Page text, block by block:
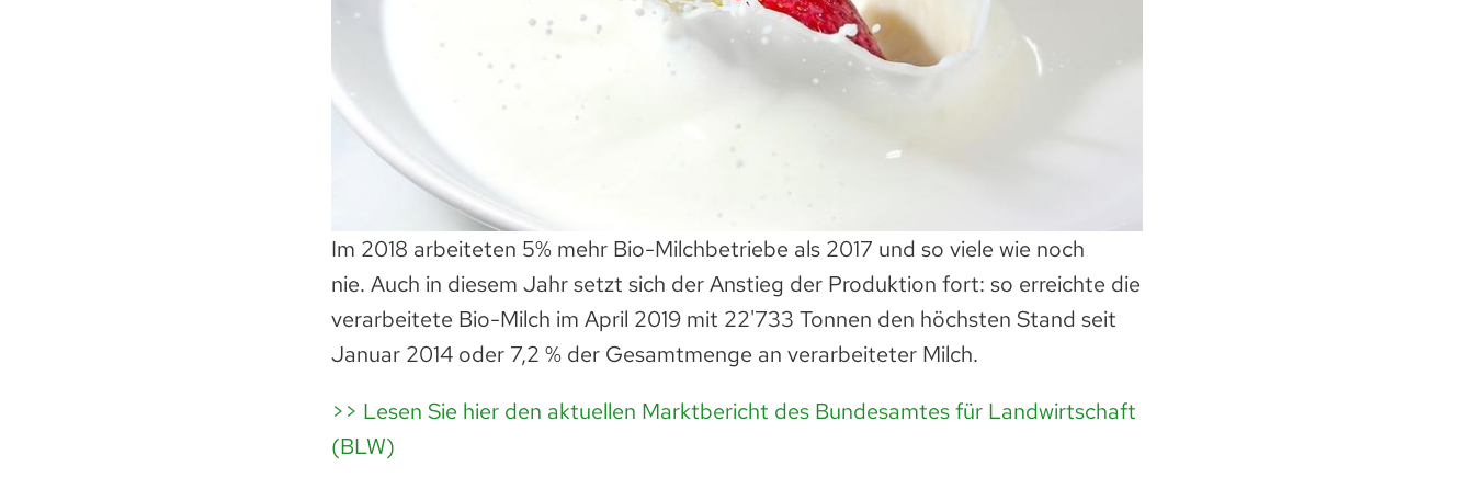
Im 2018 arbeiteten 5% mehr Bio-Milchbetriebe als 2017 und so viele wie noch
nie. Auch in diesem Jahr setzt sich der Anstieg der Produktion fort: so erreichte die
verarbeitete Bio-Milch im April 2019 mit 22'733 Tonnen den höchsten Stand seit
Januar 2014 oder 7,2 % der Gesamtmenge an verarbeiteter Milch.
>> Lesen Sie hier den aktuellen Marktbericht des Bundesamtes für Landwirtschaft
(BLW)